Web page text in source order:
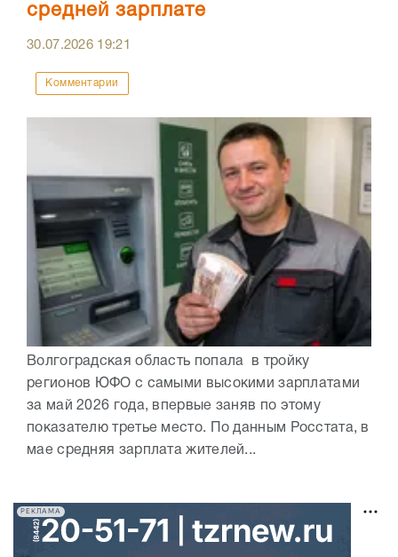
средней зарплате
30.07.2026 19:21
Комментарии
Волгоградская область попала в тройку
регионов ЮФО с самыми высокими зарплатами
за май 2026 года, впервые заняв по этому
показателю третье место. По данным Росстата, в
мае средняя зарплата жителей...
РЕКЛАМА